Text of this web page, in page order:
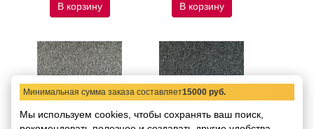
В корзину В корзину
Минимальная сумма заказа составляет15000 руб.
Мы используем cookies, чтобы сохранять ваш поиск,